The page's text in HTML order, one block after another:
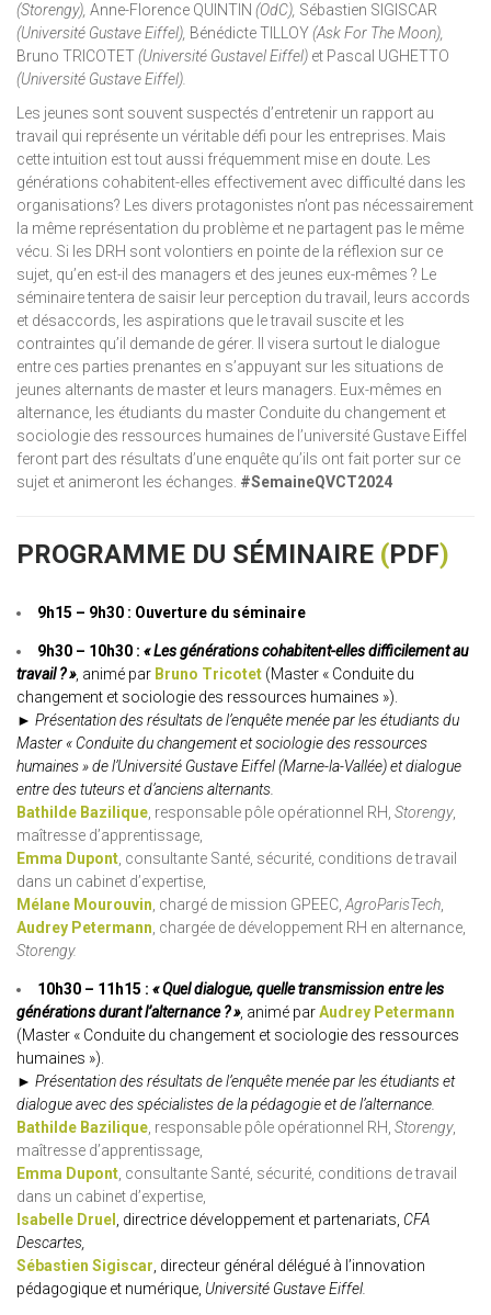
(Storengy), Anne-Florence QUINTIN (OdC), Sébastien SIGISCAR
(Université Gustave Eiffel), Bénédicte TILLOY(Ask For The Moon),
Bruno TRICOTET(Université Gustavel Eiffel) et Pascal UGHETTO
(Université Gustave Eiffel).
Les jeunes sont souvent suspectés d’entretenir un rapport au
travail qui représente un véritable défi pour les entreprises. Mais
cette intuition est tout aussi fréquemment mise en doute. Les
générations cohabitent-elles effectivement avec difficulté dans les
organisations? Les divers protagonistes n’ont pas nécessairement
la même représentation du problème et ne partagent pas le même
vécu. Si les DRH sont volontiers en pointe de la réflexion sur ce
sujet, qu’en est-il des managers et des jeunes eux-mêmes ? Le
séminaire tentera de saisir leur perception du travail, leurs accords
et désaccords, les aspirations que le travail suscite et les
contraintes qu’il demande de gérer. Il visera surtout le dialogue
entre ces parties prenantes en s’appuyant sur les situations de
jeunes alternants de master et leurs managers. Eux-mêmes en
alternance, les étudiants du master Conduite du changement et
sociologie des ressources humaines de l’université Gustave Eiffel
feront part des résultats d’une enquête qu’ils ont fait porter sur ce
sujet et animeront les échanges. #SemaineQVCT2024
PROGRAMME DU SÉMINAIRE (PDF)
9h15 – 9h30 : Ouverture du séminaire
9h30 – 10h30 : « Les générations cohabitent-elles difficilement au
travail ? », animé par Bruno Tricotet (Master « Conduite du
changement et sociologie des ressources humaines »).
► Présentation des résultats de l’enquête menée par les étudiants du
Master « Conduite du changement et sociologie des ressources
humaines » de l’Université Gustave Eiffel (Marne-la-Vallée) et dialogue
entre des tuteurs et d’anciens alternants.
Bathilde Bazilique, responsable pôle opérationnel RH, Storengy,
maîtresse d’apprentissage,
Emma Dupont, consultante Santé, sécurité, conditions de travail
dans un cabinet d’expertise,
Mélane Mourouvin, chargé de mission GPEEC,AgroParisTech,
Audrey Petermann, chargée de développement RH en alternance,
Storengy.
10h30 – 11h15 : « Quel dialogue, quelle transmission entre les
générations durant l’alternance ? », animé parAudrey Petermann
(Master « Conduite du changement et sociologie des ressources
humaines »).
► Présentation des résultats de l’enquête menée par les étudiants et
dialogue avec des spécialistes de la pédagogie et de l’alternance.
Bathilde Bazilique, responsable pôle opérationnel RH, Storengy,
maîtresse d’apprentissage,
Emma Dupont, consultante Santé, sécurité, conditions de travail
dans un cabinet d’expertise,
Isabelle Druel , directrice développement et partenariats, CFA
Descartes,
Sébastien Sigiscar, directeur général délégué à l’innovation
pédagogique et numérique, Université Gustave Eiffel.